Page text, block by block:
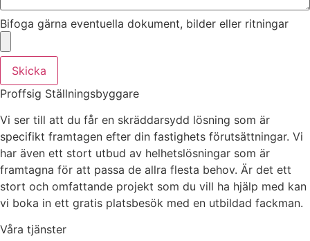
Bifoga gärna eventuella dokument, bilder eller ritningar
Skicka
Proffsig Ställningsbyggare
Vi ser till att du får en skräddarsydd lösning som är
specifikt framtagen efter din fastighets förutsättningar. Vi
har även ett stort utbud av helhetslösningar som är
framtagna för att passa de allra flesta behov. Är det ett
stort och omfattande projekt som du vill ha hjälp med kan
vi boka in ett gratis platsbesök med en utbildad fackman.
Våra tjänster